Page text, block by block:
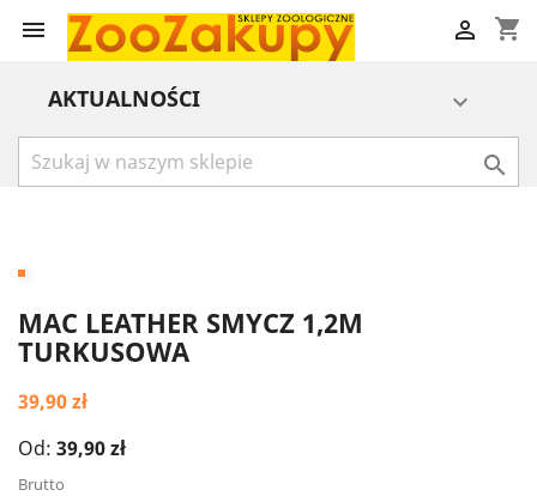
 shopping_cart

AKTUALNOŚCI 

MAC LEATHER SMYCZ 1,2M
TURKUSOWA
39,90 zł
Od: 39,90 zł
Brutto